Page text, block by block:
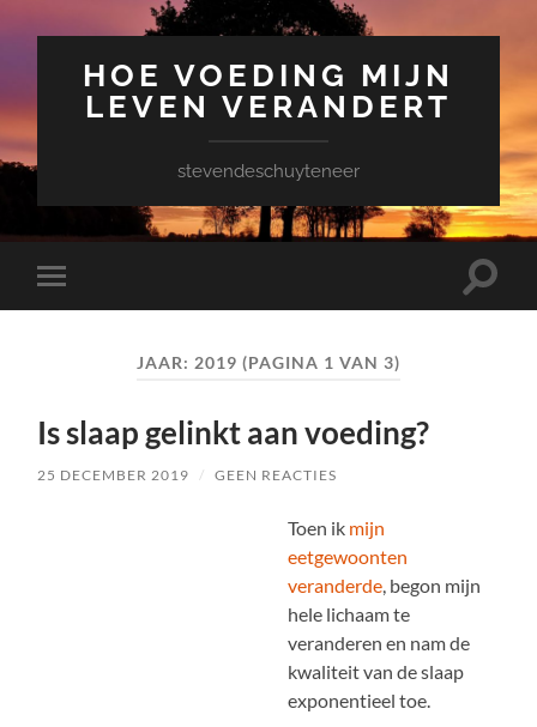
HOE VOEDING MIJN
LEVEN VERANDERT
stevendeschuyteneer
Toggle
mobiel
Toggle
JAAR: 2019 (PAGINA 1 VAN 3)
Is slaap gelinkt aan voeding?
25 DECEMBER 2019 / GEEN REACTIES
Toen ik mijn
eetgewoonten
veranderde, begon mijn
hele lichaam te
veranderen en nam de
kwaliteit van de slaap
exponentieel toe.